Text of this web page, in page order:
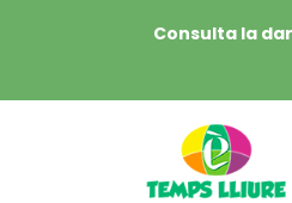
Consulta la